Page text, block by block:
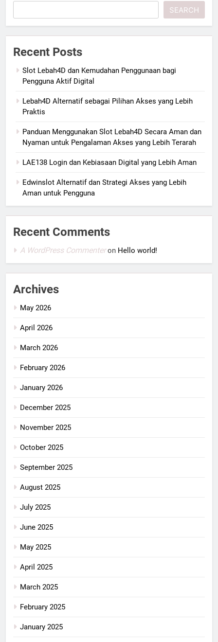
SEARCH
Recent Posts
Slot Lebah4D dan Kemudahan Penggunaan bagi
Pengguna Aktif Digital
Lebah4D Alternatif sebagai Pilihan Akses yang Lebih
Praktis
Panduan Menggunakan Slot Lebah4D Secara Aman dan
Nyaman untuk Pengalaman Akses yang Lebih Terarah
LAE138 Login dan Kebiasaan Digital yang Lebih Aman
Edwinslot Alternatif dan Strategi Akses yang Lebih
Aman untuk Pengguna
Recent Comments
A WordPress Commenteron Hello world!
Archives
May 2026
April 2026
March 2026
February 2026
January 2026
December 2025
November 2025
October 2025
September 2025
August 2025
July 2025
June 2025
May 2025
April 2025
March 2025
February 2025
January 2025